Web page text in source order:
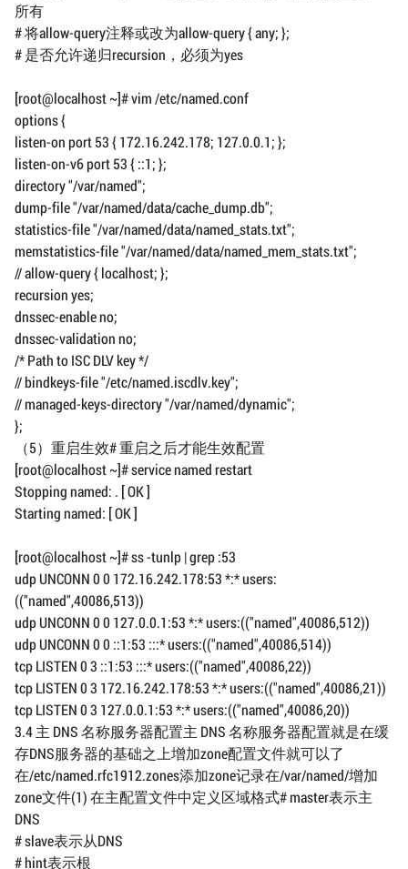
所有
# 将allow-query注释或改为allow-query { any; };
# 是否允许递归recursion，必须为yes
[root@localhost ~]# vim /etc/named.conf
options {
listen-on port 53 { 172.16.242.178; 127.0.0.1; };
listen-on-v6 port 53 { ::1; };
directory "/var/named";
dump-file "/var/named/data/cache_dump.db";
statistics-file "/var/named/data/named_stats.txt";
memstatistics-file "/var/named/data/named_mem_stats.txt";
// allow-query { localhost; };
recursion yes;
dnssec-enable no;
dnssec-validation no;
/* Path to ISC DLV key */
// bindkeys-file "/etc/named.iscdlv.key";
// managed-keys-directory "/var/named/dynamic";
};
（5）重启生效# 重启之后才能生效配置
[root@localhost ~]# service named restart
Stopping named: . [ OK ]
Starting named: [ OK ]
[root@localhost ~]# ss -tunlp | grep :53
udp UNCONN 0 0 172.16.242.178:53 *:* users:
(("named",40086,513))
udp UNCONN 0 0 127.0.0.1:53 *:* users:(("named",40086,512))
udp UNCONN 0 0 ::1:53 :::* users:(("named",40086,514))
tcp LISTEN 0 3 ::1:53 :::* users:(("named",40086,22))
tcp LISTEN 0 3 172.16.242.178:53 *:* users:(("named",40086,21))
tcp LISTEN 0 3 127.0.0.1:53 *:* users:(("named",40086,20))
3.4 主 DNS 名称服务器配置主 DNS 名称服务器配置就是在缓
存DNS服务器的基础之上增加zone配置文件就可以了
在/etc/named.rfc1912.zones添加zone记录在/var/named/增加
zone文件(1) 在主配置文件中定义区域格式# master表示主
DNS
# slave表示从DNS
# hint表示根